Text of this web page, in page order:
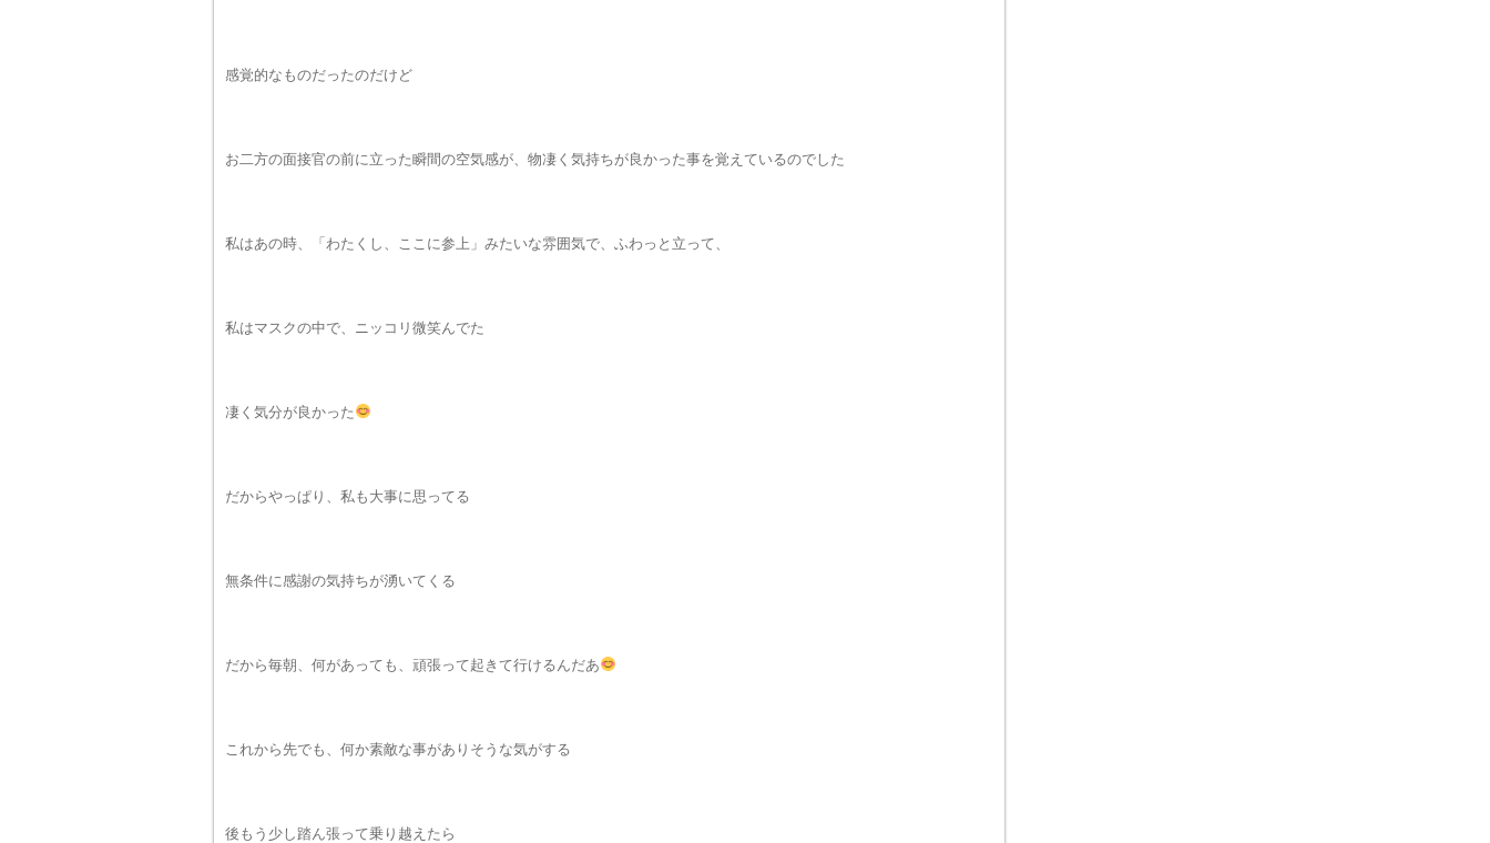
感覚的なものだったのだけど
お二方の面接官の前に立った瞬間の空気感が、物凄く気持ちが良かった事を覚えているのでした
私はあの時、「わたくし、ここに参上」みたいな雰囲気で、ふわっと立って、
私はマスクの中で、ニッコリ微笑んでた
凄く気分が良かった
だからやっぱり、私も大事に思ってる
無条件に感謝の気持ちが湧いてくる
だから毎朝、何があっても、頑張って起きて行けるんだあ
これから先でも、何か素敵な事がありそうな気がする
後もう少し踏ん張って乗り越えたら